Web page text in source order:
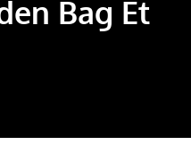
Bag Et